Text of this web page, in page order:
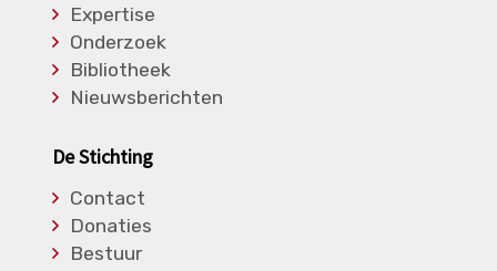
Expertise
Onderzoek
Bibliotheek
Nieuwsberichten
De Stichting
Contact
Donaties
Bestuur